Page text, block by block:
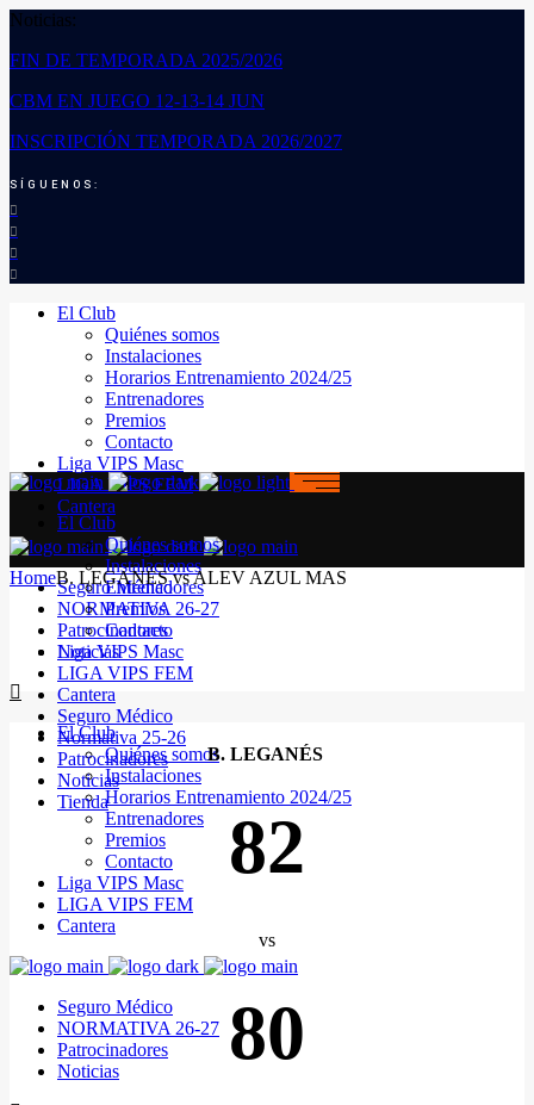
Noticias:
FIN DE TEMPORADA 2025/2026
CBM EN JUEGO 12-13-14 JUN
INSCRIPCIÓN TEMPORADA 2026/2027
SÍGUENOS:
El Club
Quiénes somos
Instalaciones
Horarios Entrenamiento 2024/25
Entrenadores
Premios
Contacto
Liga VIPS Masc
LIGA VIPS FEM
Cantera
Seguro Médico
NORMATIVA 26-27
Patrocinadores
Noticias
El Club
Quiénes somos
Instalaciones
Horarios Entrenamiento 2024/25
Entrenadores
Premios
Contacto
Liga VIPS Masc
LIGA VIPS FEM
Cantera
Seguro Médico
NORMATIVA 26-27
Patrocinadores
Noticias
El Club
Quiénes somos
Instalaciones
Entrenadores
Premios
Contacto
Liga VIPS Masc
LIGA VIPS FEM
Cantera
Seguro Médico
Normativa 25-26
Patrocinadores
Noticias
Tienda
HomeB. LEGANÉS vs ALEV AZUL MAS
B. LEGANÉS
82
vs
80